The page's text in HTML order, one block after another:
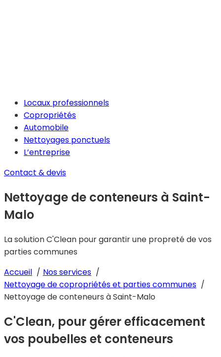
Locaux professionnels
Copropriétés
Automobile
Nettoyages ponctuels
L’entreprise
Contact & devis
Nettoyage de conteneurs à Saint-
Malo
La solution C'Clean pour garantir une propreté de vos
parties communes
Accueil
Nos services
Nettoyage de copropriétés et parties communes
Nettoyage de conteneurs à Saint-Malo
C'Clean, pour gérer efficacement
vos poubelles et conteneurs